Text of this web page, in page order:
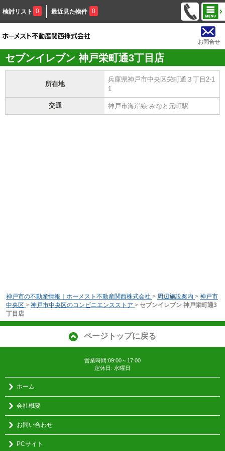
検討リスト 0 最近見た物件 0
お問合せ
セブンイレブン 神戸栄町通3丁目店
所在地
兵庫県神戸市中央区栄町通３丁目2-1
1
交通 神戸市海岸線 みなと元町駅
神戸市の不動産情報｜ホーメスト不動産関西株式会社 > 周辺施設案内 > 神戸市
中央区 > 神戸市中央区のコンビニエンスストア > セブンイレブン 神戸栄町通3
丁目店
ページトップに戻る
営業時間:09:00～17:00
定休日: 水曜日
ホーム
会社概要
お問い合わせ
PCサイト